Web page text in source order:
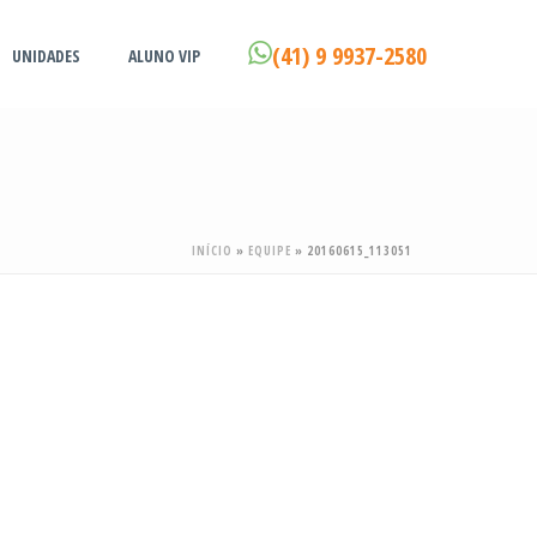
UNIDADES ALUNO VIP (41) 9 9937-2580
INÍCIO » EQUIPE » 20160615_113051